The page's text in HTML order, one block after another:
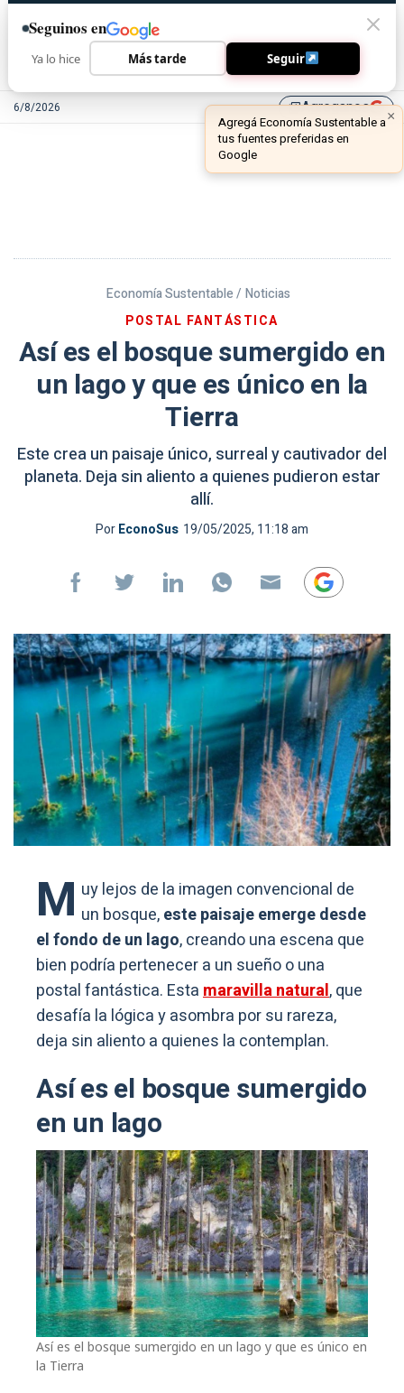
6/8/2026 library_addAgreganos
Economía Sustentable / Noticias
POSTAL FANTÁSTICA
Así es el bosque sumergido en
un lago y que es único en la
Tierra
Este crea un paisaje único, surreal y cautivador del
planeta. Deja sin aliento a quienes pudieron estar
allí.
PorEconoSus 19/05/2025, 11:18 am
M uy lejos de la imagen convencional de
un bosque,este paisaje emerge desde
el fondo de un lago, creando una escena que
bien podría pertenecer a un sueño o una
postal fantástica. Estamaravilla natural, que
desafía la lógica y asombra por su rareza,
deja sin aliento a quienes la contemplan.
Así es el bosque sumergido
en un lago
Así es el bosque sumergido en un lago y que es único en
la Tierra
Seguinos en
Ya lo hice Más tarde Seguir